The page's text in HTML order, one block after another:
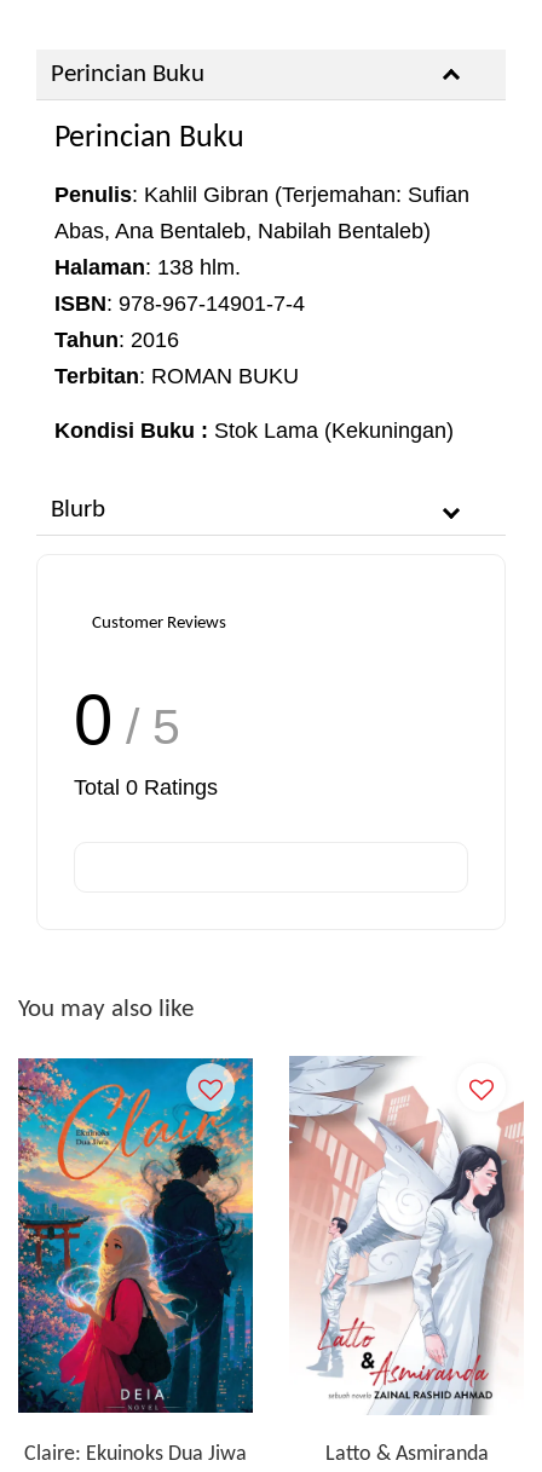
Perincian Buku
Perincian Buku
Penulis: Kahlil Gibran (Terjemahan: Sufian
Abas, Ana Bentaleb, Nabilah Bentaleb)
Halaman: 138 hlm.
ISBN: 978-967-14901-7-4
Tahun: 2016
Terbitan: ROMAN BUKU
Kondisi Buku : Stok Lama (Kekuningan)
Blurb
Customer Reviews
0 / 5
Total 0 Ratings
You may also like
Claire: Ekuinoks Dua Jiwa
Latto & Asmiranda